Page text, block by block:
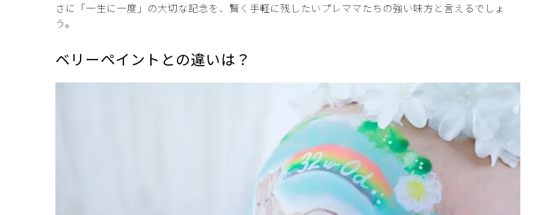
さに「一生に一度」の大切な記念を、賢く手軽に残したいプレママたちの強い味方と言えるでしょ
う。
ベリーペイントとの違いは？